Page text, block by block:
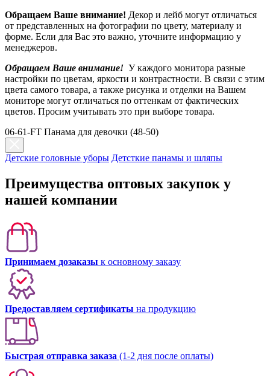
Обращаем Ваше внимание! Декор и лейб могут отличаться
от представленных на фотографии по цвету, материалу и
форме. Если для Вас это важно, уточните информацию у
менеджеров.
Обращаем Ваше внимание! У каждого монитора разные
настройки по цветам, яркости и контрастности. В связи с этим
цвета самого товара, а также рисунка и отделки на Вашем
мониторе могут отличаться по оттенкам от фактических
цветов. Просим учитывать это при выборе товара.
06-61-FT Панама для девочки (48-50)
Детские головные уборы Детсткие панамы и шляпы
Преимущества оптовых закупок у
нашей компании
Принимаем дозаказы к основному заказу
Предоставляем сертификаты на продукцию
Быстрая отправка заказа (1-2 дня после оплаты)